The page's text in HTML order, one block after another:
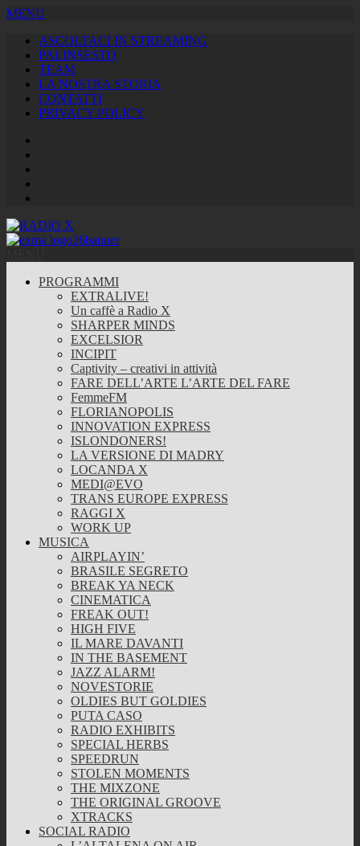
MENU
ASCOLTACI IN STREAMING
PALINSESTO
TEAM
LA NOSTRA STORIA
CONTATTI
PRIVACY POLICY
PROGRAMMI
EXTRALIVE!
Un caffè a Radio X
SHARPER MINDS
EXCELSIOR
INCIPIT
Captivity – creativi in attività
FARE DELL’ARTE L’ARTE DEL FARE
FemmeFM
FLORIANOPOLIS
INNOVATION EXPRESS
ISLONDONERS!
LA VERSIONE DI MADRY
LOCANDA X
MEDI@EVO
TRANS EUROPE EXPRESS
RAGGI X
WORK UP
MUSICA
AIRPLAYIN’
BRASILE SEGRETO
BREAK YA NECK
CINEMATICA
FREAK OUT!
HIGH FIVE
IL MARE DAVANTI
IN THE BASEMENT
JAZZ ALARM!
NOVESTORIE
OLDIES BUT GOLDIES
PUTA CASO
RADIO EXHIBITS
SPECIAL HERBS
SPEEDRUN
STOLEN MOMENTS
THE MIXZONE
THE ORIGINAL GROOVE
XTRACKS
SOCIAL RADIO